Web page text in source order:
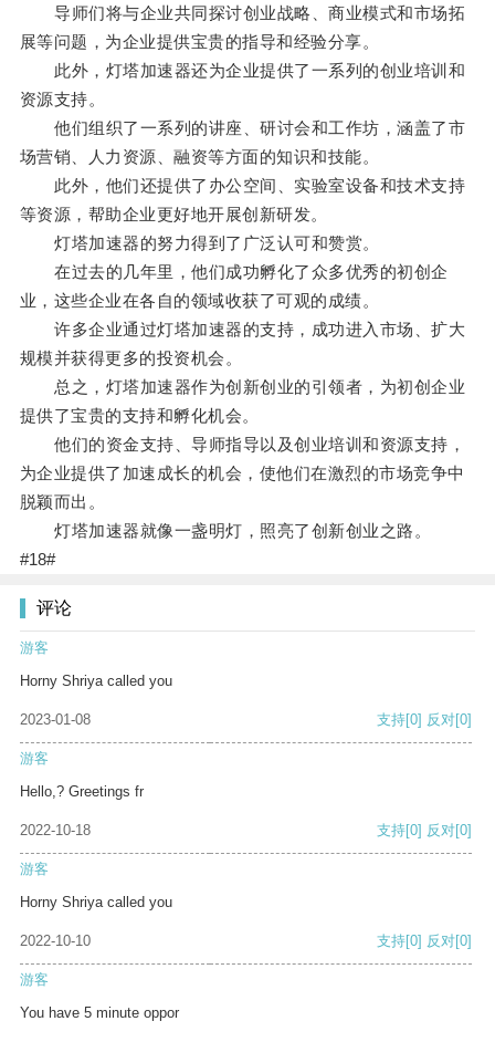
导师们将与企业共同探讨创业战略、商业模式和市场拓
展等问题，为企业提供宝贵的指导和经验分享。
此外，灯塔加速器还为企业提供了一系列的创业培训和
资源支持。
他们组织了一系列的讲座、研讨会和工作坊，涵盖了市
场营销、人力资源、融资等方面的知识和技能。
此外，他们还提供了办公空间、实验室设备和技术支持
等资源，帮助企业更好地开展创新研发。
灯塔加速器的努力得到了广泛认可和赞赏。
在过去的几年里，他们成功孵化了众多优秀的初创企
业，这些企业在各自的领域收获了可观的成绩。
许多企业通过灯塔加速器的支持，成功进入市场、扩大
规模并获得更多的投资机会。
总之，灯塔加速器作为创新创业的引领者，为初创企业
提供了宝贵的支持和孵化机会。
他们的资金支持、导师指导以及创业培训和资源支持，
为企业提供了加速成长的机会，使他们在激烈的市场竞争中
脱颖而出。
灯塔加速器就像一盏明灯，照亮了创新创业之路。
#18#
评论
游客
Horny Shriya called you
2023-01-08 支持[0] 反对[0]
游客
Hello,? Greetings fr
2022-10-18 支持[0] 反对[0]
游客
Horny Shriya called you
2022-10-10 支持[0] 反对[0]
游客
You have 5 minute oppor